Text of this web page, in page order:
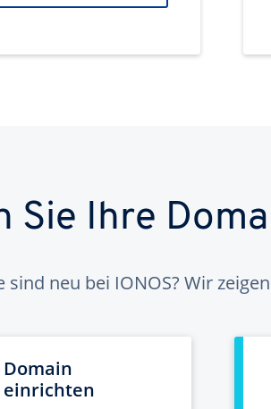
Sie Ihre
sind neu bei IONOS? Wir
Domain
einrichten